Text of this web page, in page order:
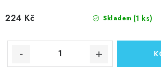
Skladem (1 ks)
224 Kč